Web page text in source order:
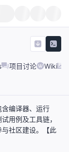
项目讨论 Wiki
编译器、运行
用例及工具链，
社区建设。【此